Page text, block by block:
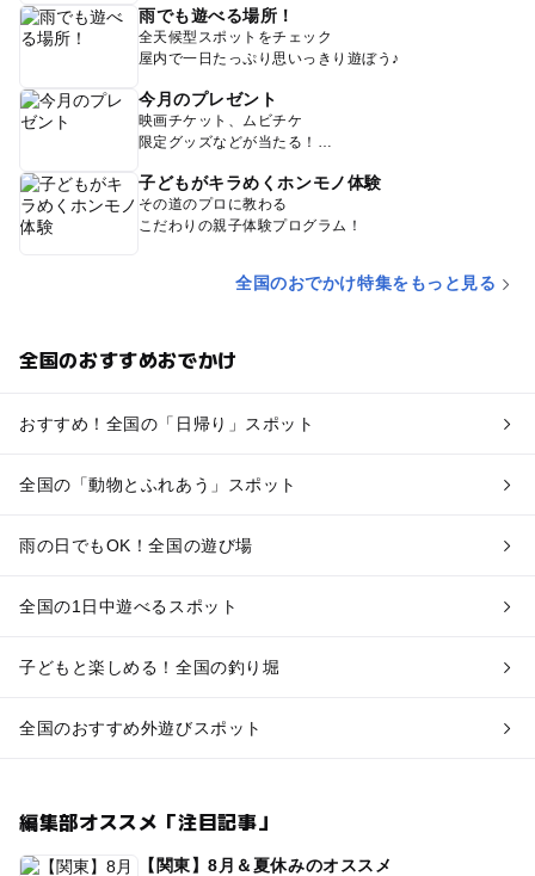
雨でも遊べる場所！
全天候型スポットをチェック
屋内で一日たっぷり思いっきり遊ぼう♪
今月のプレゼント
映画チケット、ムビチケ
限定グッズなどが当たる！
子どもがキラめくホンモノ体験
その道のプロに教わる
こだわりの親子体験プログラム！
全国のおでかけ特集をもっと見る
全国のおすすめおでかけ
おすすめ！全国の「日帰り」スポット
全国の「動物とふれあう」スポット
雨の日でもOK！全国の遊び場
全国の1日中遊べるスポット
子どもと楽しめる！全国の釣り堀
全国のおすすめ外遊びスポット
編集部オススメ「注目記事」
【関東】8月＆夏休みのオススメ